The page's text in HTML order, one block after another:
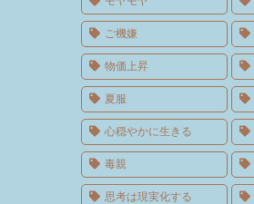
ご機嫌
物価上昇
夏服
心穏やかに生きる
毒親
思考は現実化する